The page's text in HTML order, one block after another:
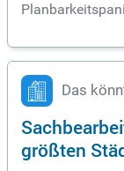
Das
größten